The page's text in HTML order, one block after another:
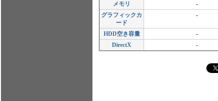
メモリ
-
グラフィックカ
ード
-
HDD空き容量
-
DirectX
-